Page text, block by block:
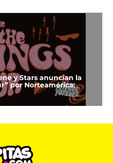
y Stars anuncian la
por Norteamérica: